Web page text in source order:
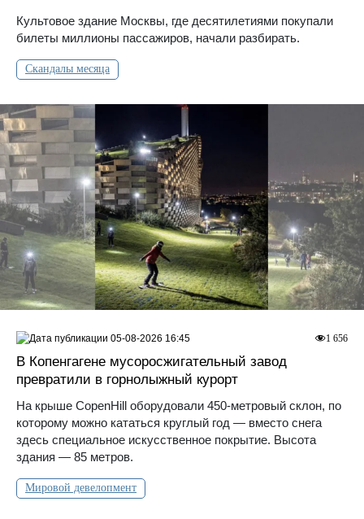
Культовое здание Москвы, где десятилетиями покупали
билеты миллионы пассажиров, начали разбирать.
Скандалы месяца
В Копенгагене мусоросжигательный завод
превратили в горнолыжный курорт
На крыше CopenHill оборудовали 450-метровый склон, по
которому можно кататься круглый год — вместо снега
здесь специальное искусственное покрытие. Высота
здания — 85 метров.
Мировой девелопмент
1 656
05-08-2026 16:45